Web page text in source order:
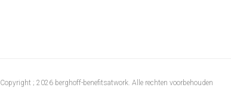
Copyright ; 2026 berghoff-benefitsatwork. Alle rechten voorbehouden